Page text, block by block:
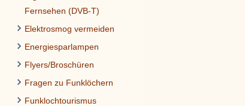
Fernsehen (DVB-T)
Elektrosmog vermeiden
Energiesparlampen
Flyers/Broschüren
Fragen zu Funklöchern
Funklochtourismus